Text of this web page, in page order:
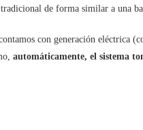
de forma similar a una
con generación eléctrica
automáticamente, el sistema